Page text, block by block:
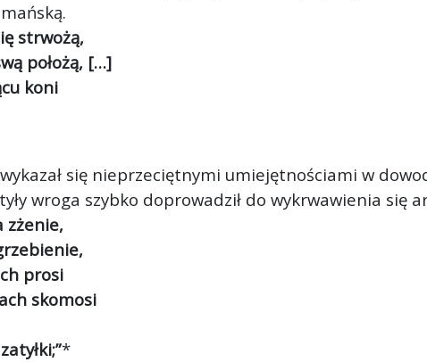
strwożą,
położą, […]
koni
się nieprzeciętnymi umiejętnościami w
wroga szybko doprowadził do wykrwawienia się
zżenie,
prosi
skomosi
*